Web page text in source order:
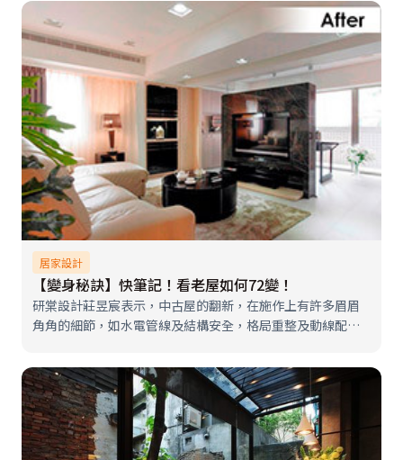
居家設計
【變身秘訣】快筆記！看老屋如何72變！
研棠設計莊昱宸表示，中古屋的翻新，在施作上有許多眉眉
角角的細節，如水電管線及結構安全，格局重整及動線配置
有那些筆記秘訣呢？趕快來看看以下的範例吧！